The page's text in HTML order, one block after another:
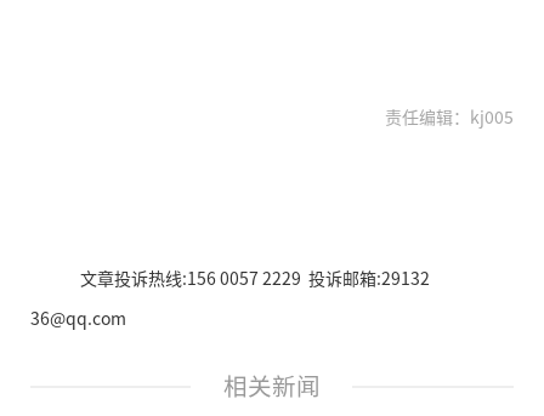
责任编辑：kj005
文章投诉热线:156 0057 2229 投诉邮箱:29132
36@qq.com
相关新闻